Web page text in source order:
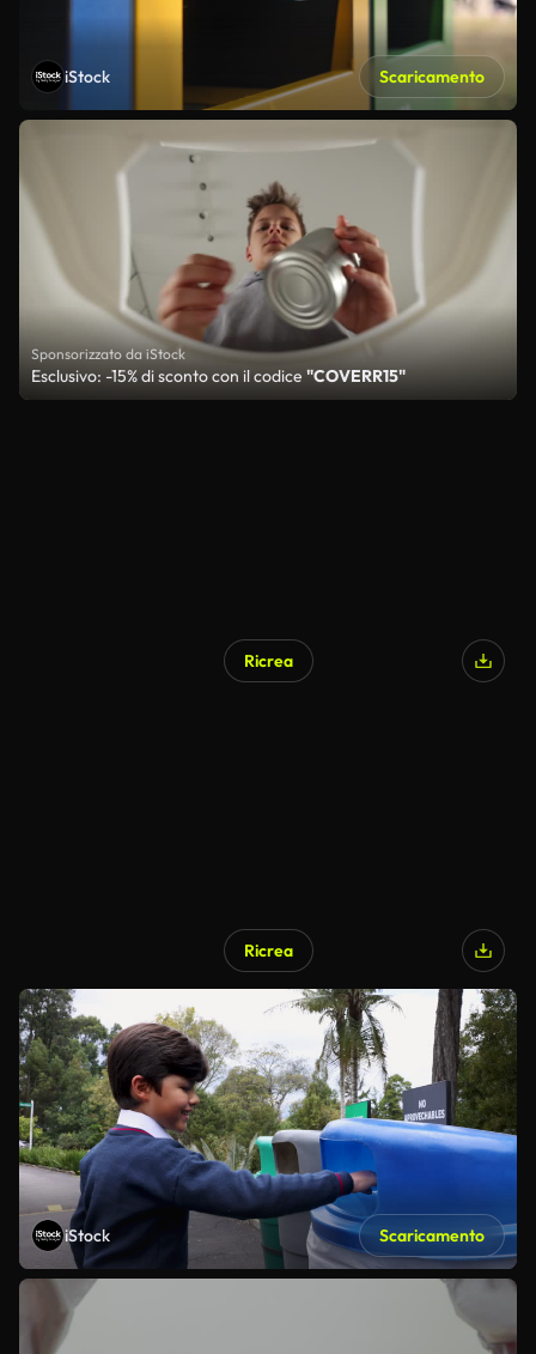
iStock Scaricamento
Sponsorizzato da iStock
Esclusivo: -15% di sconto con il codice "COVERR15"
Ricrea
Ricrea
iStock Scaricamento